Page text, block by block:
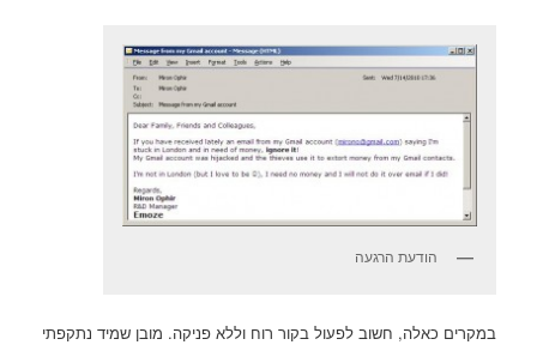
הודעת הרגעה
במקרים כאלה, חשוב לפעול בקור רוח וללא פניקה. מובן שמיד נתקפתי